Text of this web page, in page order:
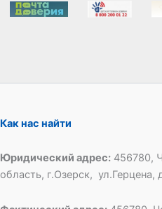
Как нас найти
Юридический адрес: 456780,
область, г.Озерск, ул.Герцена,